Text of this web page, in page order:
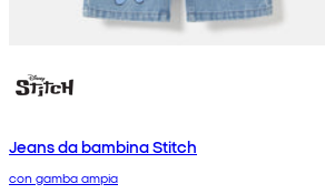
Jeans da bambina Stitch
con gamba ampia